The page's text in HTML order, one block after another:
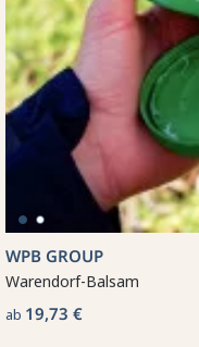
WPB GROUP
Warendorf-Balsam
ab 19,73 €